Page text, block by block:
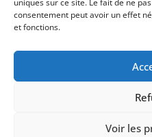
uniques sur ce site. Le fait de ne
consentement peut avoir un effet
et fonctions.
Voir les
Cabinet de Géomètres-
Mentions légales et